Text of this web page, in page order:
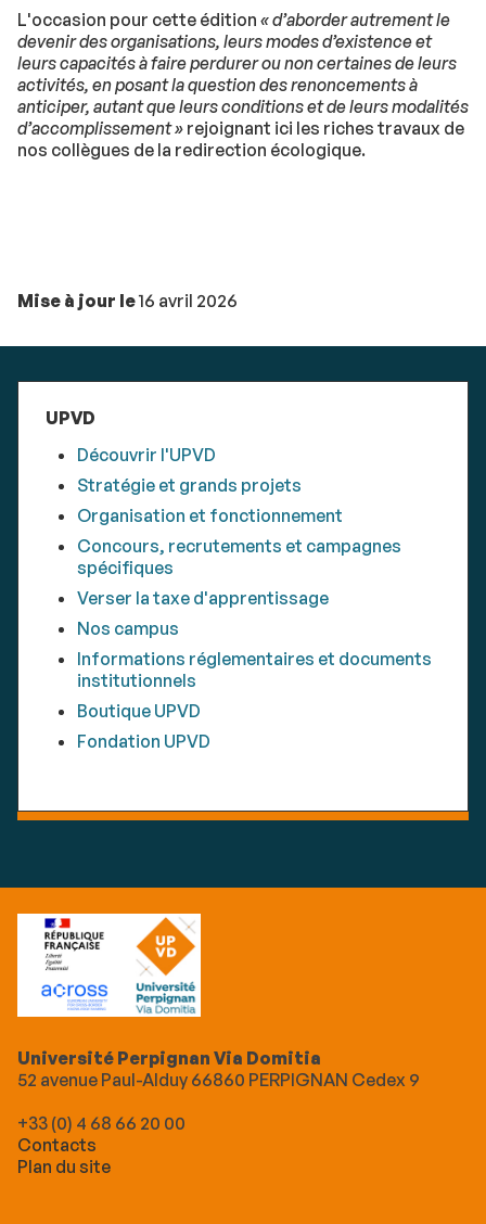
L'occasion pour cette édition « d’aborder autrement le
devenir des organisations, leurs modes d’existence et
leurs capacités à faire perdurer ou non certaines de leurs
activités, en posant la question des renoncements à
anticiper, autant que leurs conditions et de leurs modalités
d’accomplissement » rejoignant ici les riches travaux de
nos collègues de la redirection écologique.
Mise à jour le16 avril 2026
UPVD
Découvrir l'UPVD
Stratégie et grands projets
Organisation et fonctionnement
Concours, recrutements et campagnes
spécifiques
Verser la taxe d'apprentissage
Nos campus
Informations réglementaires et documents
institutionnels
Boutique UPVD
Fondation UPVD
Université Perpignan Via Domitia
52 avenue Paul-Alduy 66860 PERPIGNAN Cedex 9
+33 (0) 4 68 66 20 00
Contacts
Plan du site